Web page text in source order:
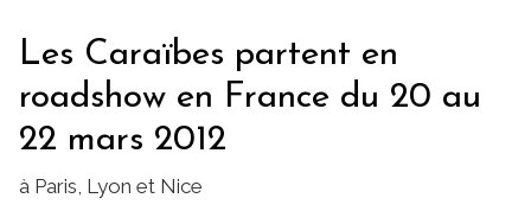
Les Caraïbes partent en
roadshow en France du 20 au
22 mars 2012
à Paris, Lyon et Nice